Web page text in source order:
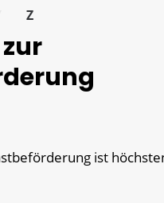
Z
ist